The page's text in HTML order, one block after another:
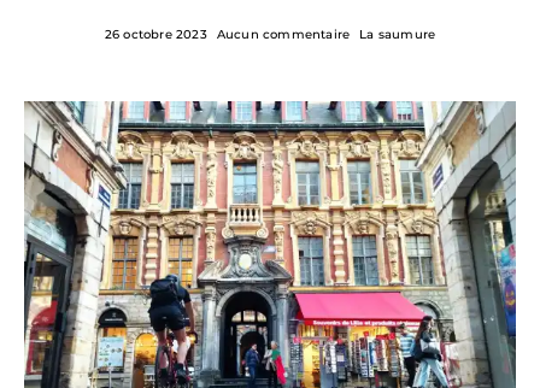
26 octobre 2023 Aucun commentaire La saumure